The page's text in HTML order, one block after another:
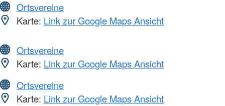
Ortsvereine
Karte: Link zur Google Maps Ansicht
Ortsvereine
Karte: Link zur Google Maps Ansicht
Ortsvereine
Karte: Link zur Google Maps Ansicht